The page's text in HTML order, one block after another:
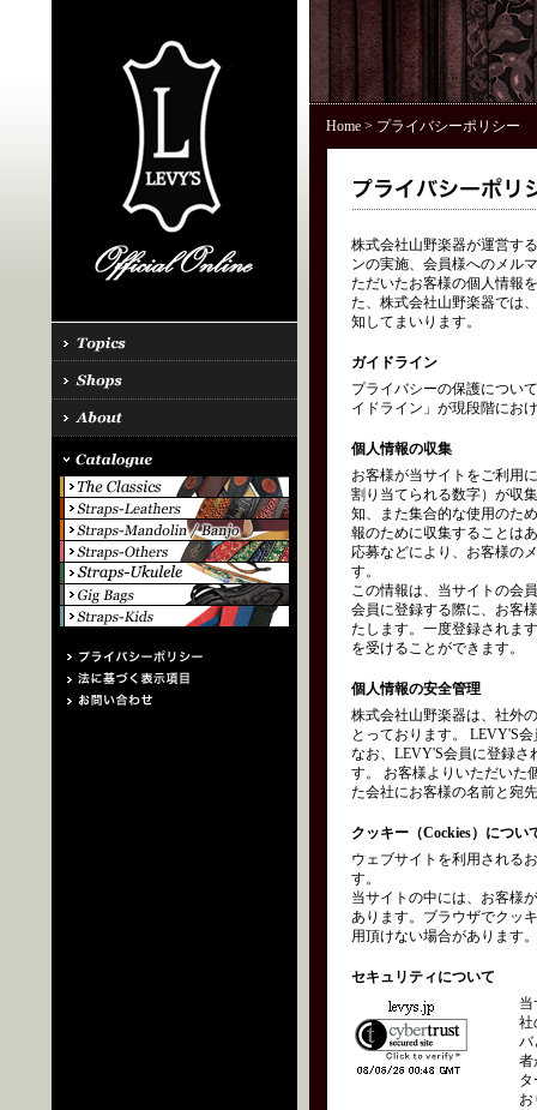
Home> プライバシーポリシー
株式会社山野楽器が運営す
ンの実施、会員様へのメル
ただいたお客様の個人情報
た、株式会社山野楽器では
知してまいります。
ガイドライン
プライバシーの保護につい
イドライン」が現段階にお
個人情報の収集
お客様が当サイトをご利用
割り当てられる数字）が収
知、また集合的な使用のた
報のために収集することは
応募などにより、お客様の
す。
この情報は、当サイトの会
会員に登録する際に、お客
たします。一度登録されま
を受けることができます。
個人情報の安全管理
株式会社山野楽器は、社外
とっております。 LEVY'S
なお、LEVY'S会員に登録さ
す。 お客様よりいただいた
た会社にお客様の名前と宛
クッキー（Cockies）につい
ウェブサイトを利用される
す。
当サイトの中には、お客様
あります。ブラウザでクッ
用頂けない場合があります。
セキュリティについて
社
バ
者